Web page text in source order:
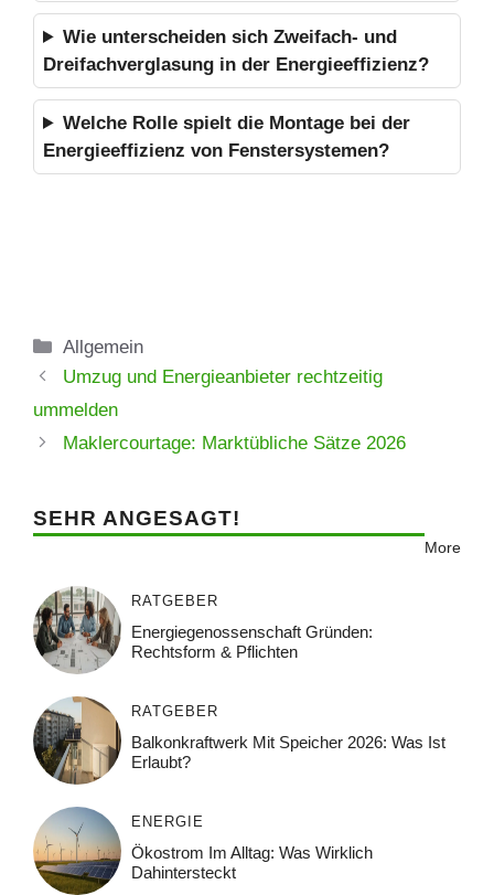
Wie unterscheiden sich Zweifach- und
Dreifachverglasung in der Energieeffizienz?
Welche Rolle spielt die Montage bei der
Energieeffizienz von Fenstersystemen?
Kategorien
Allgemein
Umzug und Energieanbieter rechtzeitig
ummelden
Maklercourtage: Marktübliche Sätze 2026
SEHR ANGESAGT!
More
RATGEBER
Energiegenossenschaft Gründen:
Rechtsform & Pflichten
RATGEBER
Balkonkraftwerk Mit Speicher 2026: Was Ist
Erlaubt?
ENERGIE
Ökostrom Im Alltag: Was Wirklich
Dahintersteckt